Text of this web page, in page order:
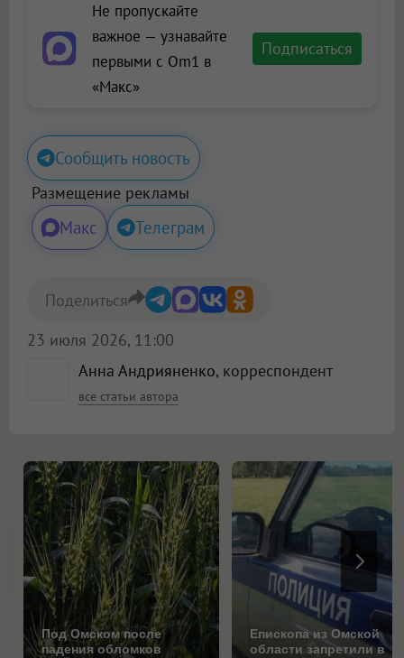
Не пропускайте
важное — узнавайте
первыми с Om1 в
«Макс»
Подписаться
Сообщить новость
Размещение рекламы
Макс Телеграм
Анна Андрияненко, корреспондент
все статьи автора
23 июля 2026, 11:00
Поделиться
Под Омском после
падения обломков
Епископа из Омской
области запретили в